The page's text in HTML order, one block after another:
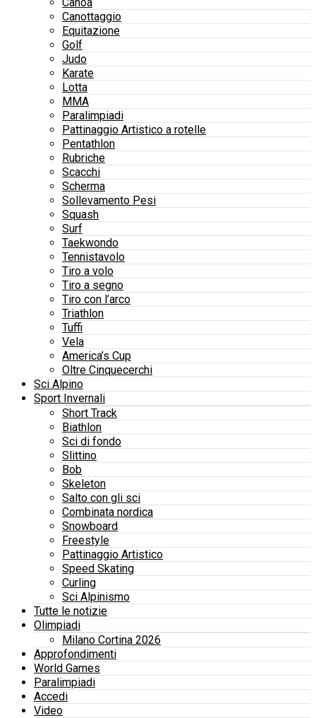
Canottaggio
Equitazione
Golf
Judo
Karate
Lotta
MMA
Paralimpiadi
Pattinaggio Artistico a rotelle
Pentathlon
Rubriche
Scacchi
Scherma
Sollevamento Pesi
Squash
Surf
Taekwondo
Tennistavolo
Tiro a volo
Tiro a segno
Tiro con l’arco
Triathlon
Tuffi
Vela
America’s Cup
Oltre Cinquecerchi
Sci Alpino
Sport Invernali
Short Track
Biathlon
Sci di fondo
Slittino
Bob
Skeleton
Salto con gli sci
Combinata nordica
Snowboard
Freestyle
Pattinaggio Artistico
Speed Skating
Curling
Sci Alpinismo
Tutte le notizie
Olimpiadi
Milano Cortina 2026
Approfondimenti
World Games
Paralimpiadi
Accedi
Video